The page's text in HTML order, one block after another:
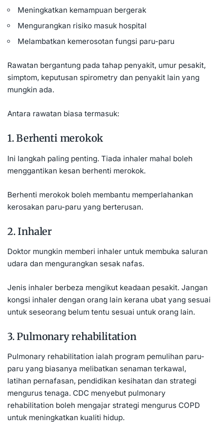
Meningkatkan kemampuan bergerak
Mengurangkan risiko masuk hospital
Melambatkan kemerosotan fungsi paru-paru
Rawatan bergantung pada tahap penyakit, umur pesakit,
simptom, keputusan spirometry dan penyakit lain yang
mungkin ada.
Antara rawatan biasa termasuk:
1. Berhenti merokok
Ini langkah paling penting. Tiada inhaler mahal boleh
menggantikan kesan berhenti merokok.
Berhenti merokok boleh membantu memperlahankan
kerosakan paru-paru yang berterusan.
2. Inhaler
Doktor mungkin memberi inhaler untuk membuka saluran
udara dan mengurangkan sesak nafas.
Jenis inhaler berbeza mengikut keadaan pesakit. Jangan
kongsi inhaler dengan orang lain kerana ubat yang sesuai
untuk seseorang belum tentu sesuai untuk orang lain.
3. Pulmonary rehabilitation
Pulmonary rehabilitation ialah program pemulihan paru-
paru yang biasanya melibatkan senaman terkawal,
latihan pernafasan, pendidikan kesihatan dan strategi
mengurus tenaga. CDC menyebut pulmonary
rehabilitation boleh mengajar strategi mengurus COPD
untuk meningkatkan kualiti hidup.